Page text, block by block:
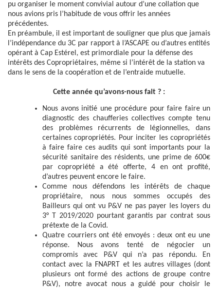
pu organiser le moment convivial autour d’une collation que
nous avions pris l’habitude de vous offrir les années
précédentes.
En préambule, il est important de souligner que plus que jamais
l’indépendance du 3C par rapport à l’ASCAPE ou d’autres entités
opérant à Cap Estérel, est primordiale pour la défense des
intérêts des Copropriétaires, même si l’intérêt de la station va
dans le sens de la coopération et de l’entraide mutuelle.
Cette année qu’avons-nous fait ? :
Nous avons initié une procédure pour faire faire un
diagnostic des chaufferies collectives compte tenu
des problèmes récurrents de légionnelles, dans
certaines copropriétés. Pour inciter les copropriétés
à faire faire ces audits qui sont importants pour la
sécurité sanitaire des résidents, une prime de 600€
par copropriété a été offerte, 4 en ont profité,
d’autres peuvent encore le faire.
Comme nous défendons les intérêts de chaque
propriétaire, nous nous sommes occupés des
Bailleurs qui ont vu P&V ne pas payer les loyers du
3° T 2019/2020 pourtant garantis par contrat sous
prétexte de la Covid.
Quatre courriers ont été envoyés : deux ont eu une
réponse. Nous avons tenté de négocier un
compromis avec P&V qui n’a pas répondu. En
contact avec la FNAPRT et les autres villages (dont
plusieurs ont formé des actions de groupe contre
P&V), notre avocat nous a guidé pour choisir le